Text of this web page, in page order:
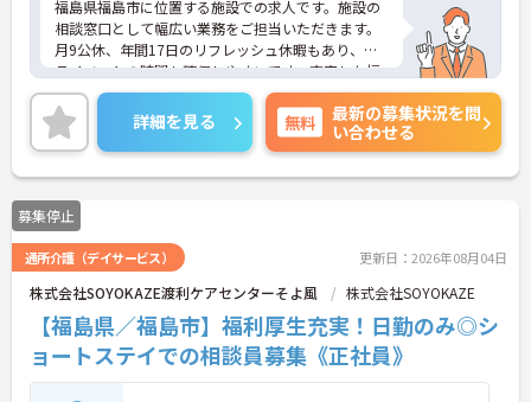
福島県福島市に位置する施設での求人です。施設の
相談窓口として幅広い業務をご担当いただきます。
月9公休、年間17日のリフレッシュ休暇もあり、プ
ライベートの時間も確保しやすいです。充実した福
利厚生等の待遇面の良さも魅力も魅力です。ご興味
のある方には、面接対策ポイントなど、さらに詳細
をお話ししますのでお気軽にご相談ください！
詳細を見る 無料
最新の募集状況を問
い合わせる
募集停止
通所介護（デイサービス） 更新日：2026年08月04日
株式会社SOYOKAZE渡利ケアセンターそよ風 株式会社SOYOKAZE
【福島県／福島市】福利厚生充実！日勤のみ◎シ
ョートステイでの相談員募集《正社員》